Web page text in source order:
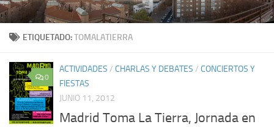
ETIQUETADO:TOMALATIERRA
0
ACTIVIDADES / CHARLAS Y DEBATES / CONCIERTOS Y
FIESTAS
JUNIO 11, 2012
Madrid Toma La Tierra, Jornada en